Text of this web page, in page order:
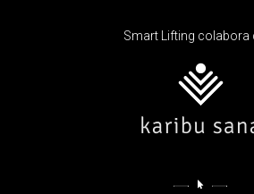
Smart Lifting colabora